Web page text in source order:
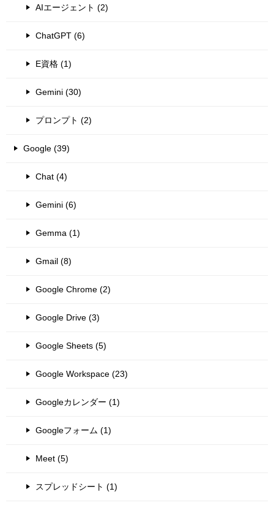
AIエージェント (2)
ChatGPT (6)
E資格 (1)
Gemini (30)
プロンプト (2)
Google (39)
Chat (4)
Gemini (6)
Gemma (1)
Gmail (8)
Google Chrome (2)
Google Drive (3)
Google Sheets (5)
Google Workspace (23)
Googleカレンダー (1)
Googleフォーム (1)
Meet (5)
スプレッドシート (1)